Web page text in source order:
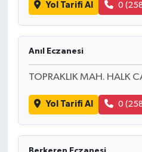
Yol Tarifi Al 0
Anıl Eczanesi
TOPRAKLIK MAH. HALK
Yol Tarifi Al 0